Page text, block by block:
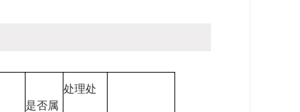
是否属
处理处